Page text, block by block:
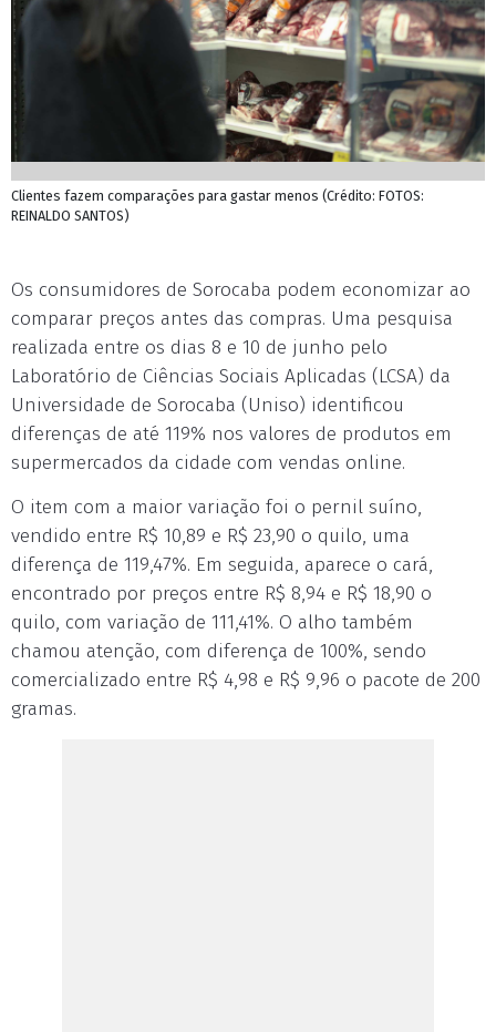
Clientes fazem comparações para gastar menos (Crédito: FOTOS:
REINALDO SANTOS)
Os consumidores de Sorocaba podem economizar ao
comparar preços antes das compras. Uma pesquisa
realizada entre os dias 8 e 10 de junho pelo
Laboratório de Ciências Sociais Aplicadas (LCSA) da
Universidade de Sorocaba (Uniso) identificou
diferenças de até 119% nos valores de produtos em
supermercados da cidade com vendas online.
O item com a maior variação foi o pernil suíno,
vendido entre R$ 10,89 e R$ 23,90 o quilo, uma
diferença de 119,47%. Em seguida, aparece o cará,
encontrado por preços entre R$ 8,94 e R$ 18,90 o
quilo, com variação de 111,41%. O alho também
chamou atenção, com diferença de 100%, sendo
comercializado entre R$ 4,98 e R$ 9,96 o pacote de 200
gramas.